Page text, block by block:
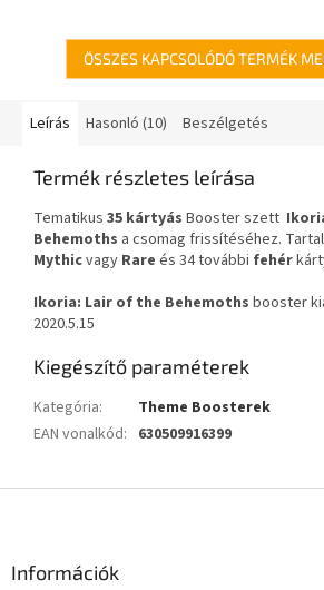
ÖSSZES KAPCSOLÓDÓ TERMÉK
Leírás Hasonló (10) Beszélgetés
Termék részletes leírása
Tematikus 35 kártyás Booster szett
Behemoths a csomag frissítéséhez.
Mythicvagy Rare és 34 további fehér
Ikoria: Lair of the Behemoths booster
2020.5.15
Kiegészítő paraméterek
Kategória:
Theme Boosterek
EAN vonalkód: 630509916399
Információk